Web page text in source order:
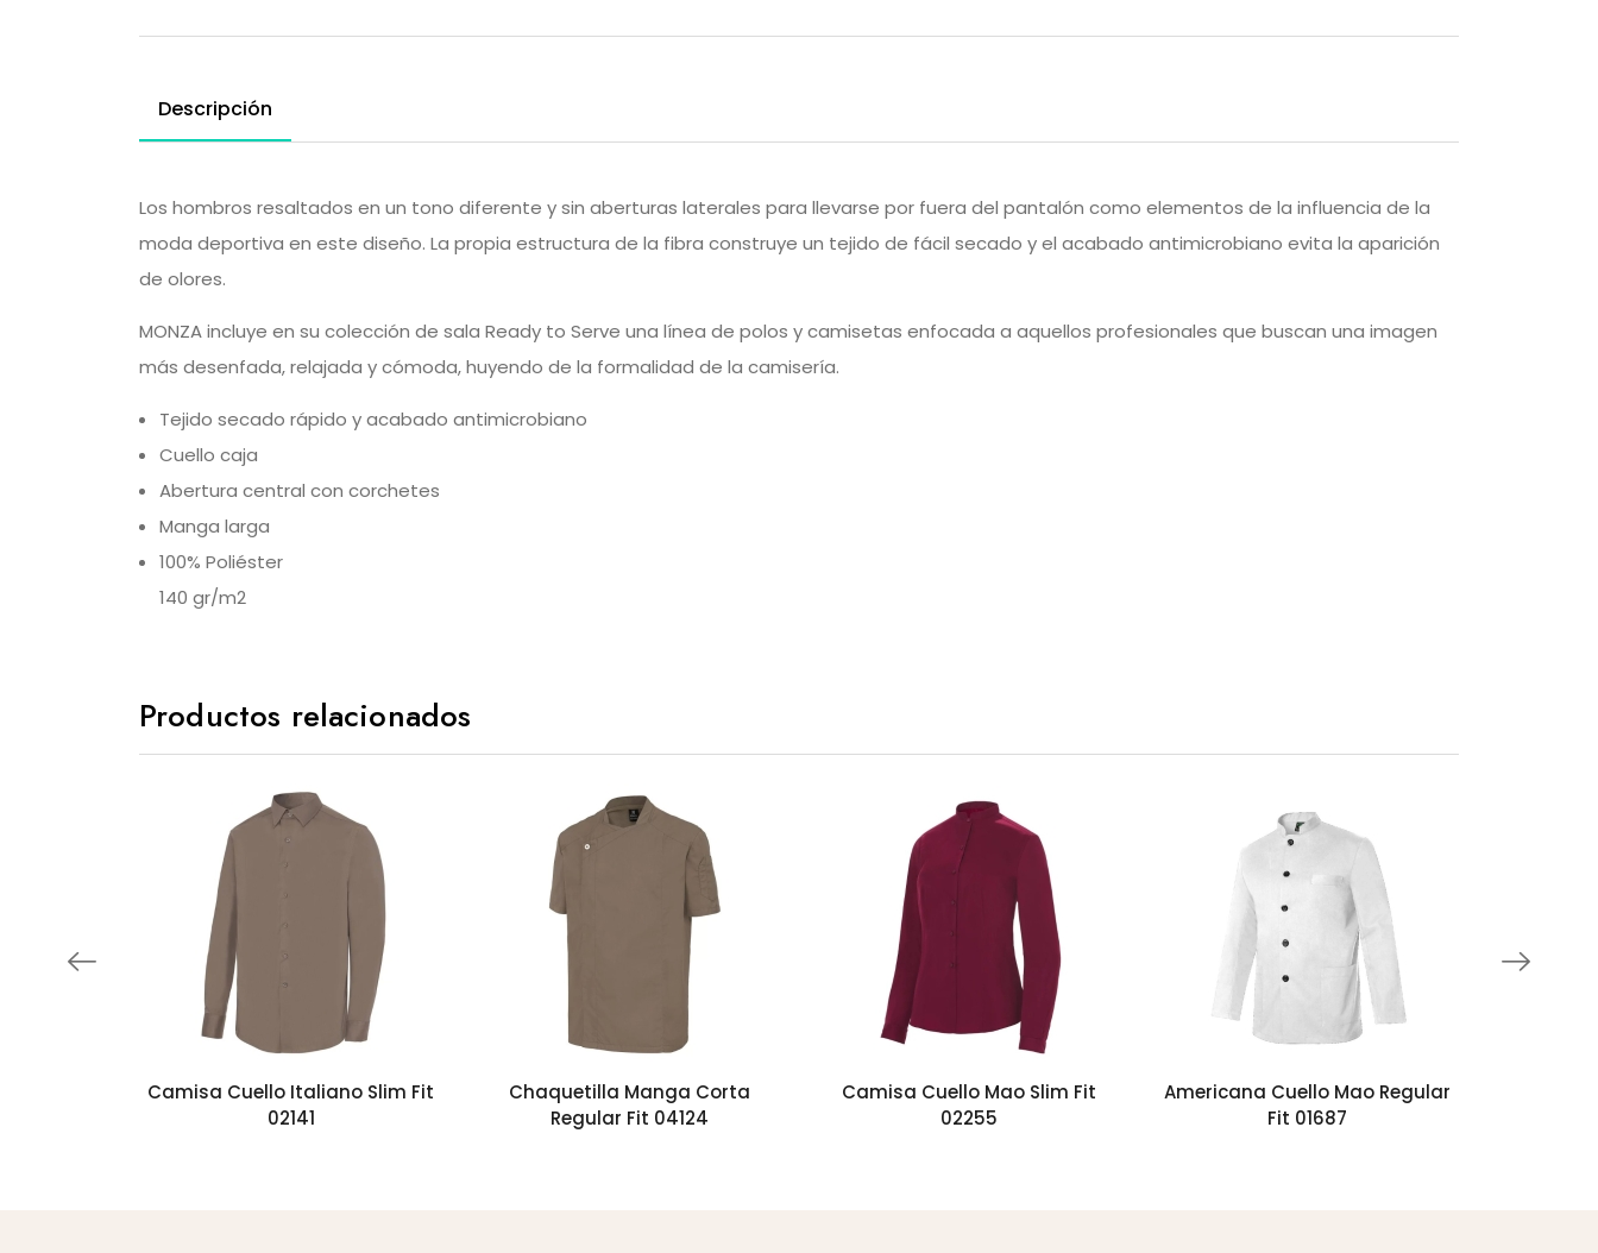
Descripción
Los hombros resaltados en un tono diferente y sin aberturas laterales para llevarse por fuera del pantalón como elementos de la influencia de la
moda deportiva en este diseño. La propia estructura de la fibra construye un tejido de fácil secado y el acabado antimicrobiano evita la aparición
de olores.
MONZA incluye en su colección de sala Ready to Serve una línea de polos y camisetas enfocada a aquellos profesionales que buscan una imagen
más desenfada, relajada y cómoda, huyendo de la formalidad de la camisería.
Tejido secado rápido y acabado antimicrobiano
Cuello caja
Abertura central con corchetes
Manga larga
100% Poliéster
140 gr/m2
Productos relacionados
Camisa Cuello Italiano Slim Fit
02141
Chaquetilla Manga Corta
Regular Fit 04124
Camisa Cuello Mao Slim Fit
02255
Americana Cuello Mao Regular
Fit 01687